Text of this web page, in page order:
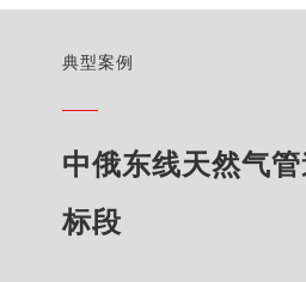
典型案例
中俄东线天然气
标段